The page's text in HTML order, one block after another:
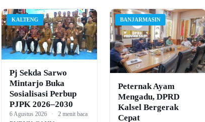
KALTENG
Pj Sekda Sarwo
Mintarjo Buka
Sosialisasi Perbup
PJPK 2026–2030
6 Agustus 2026 · 2 menit baca
BANJARMASIN
Peternak Ayam
Mengadu, DPRD
Kalsel Bergerak
Cepat